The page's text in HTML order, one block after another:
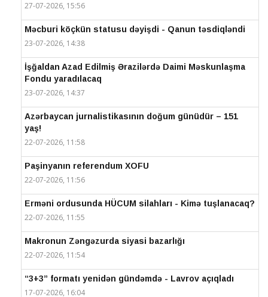
27-07-2026, 15:56
Məcburi köçkün statusu dəyişdi - Qanun təsdiqləndi
23-07-2026, 14:38
İşğaldan Azad Edilmiş Ərazilərdə Daimi Məskunlaşma
Fondu yaradılacaq
23-07-2026, 14:37
Azərbaycan jurnalistikasının doğum günüdür – 151
yaş!
22-07-2026, 11:58
Paşinyanın referendum XOFU
22-07-2026, 11:56
Erməni ordusunda HÜCUM silahları - Kimə tuşlanacaq?
22-07-2026, 11:55
Makronun Zəngəzurda siyasi bazarlığı
22-07-2026, 11:54
“3+3” formatı yenidən gündəmdə - Lavrov açıqladı
17-07-2026, 16:04